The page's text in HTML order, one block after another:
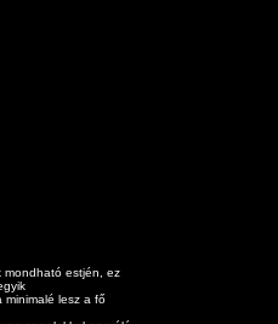
mondható estjén, ez
lesz a fő